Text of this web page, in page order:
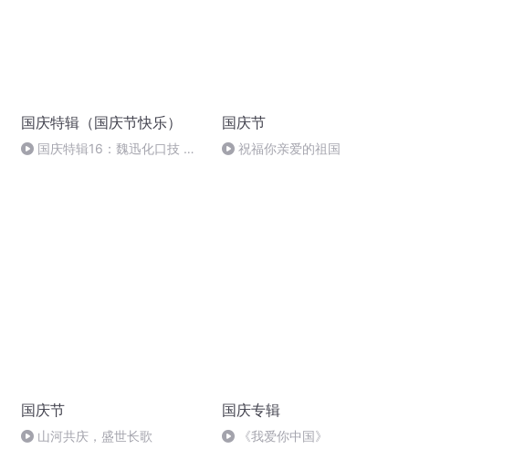
国庆特辑（国庆节快乐）
国庆特辑16：魏迅化口技 二
国庆节
祝福你亲爱的祖国
国庆节
山河共庆，盛世长歌
国庆专辑
《我爱你中国》